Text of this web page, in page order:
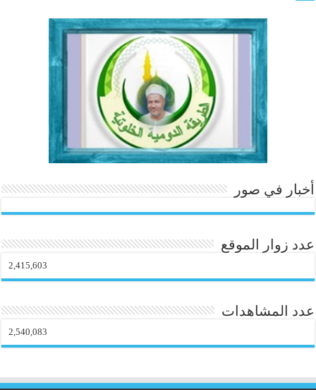
أخبار في صور
عدد زوار الموقع
2,415,603
عدد المشاهدات
2,540,083